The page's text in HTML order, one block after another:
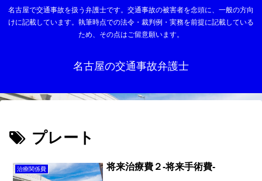
名古屋で交通事故を扱う弁護士です。交通事故の被害者を念頭に、一般の方向
けに記載しています。執筆時点での法令・裁判例・実務を前提に記載している
ため、その点はご留意願います。
名古屋の交通事故弁護士
プレート
治療関係費 将来治療費２-将来手術費-